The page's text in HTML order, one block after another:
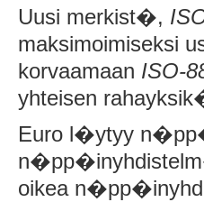
Uusi merkist�,
maksimoimiseksi
korvaamaan ISO-
yhteisen
Euro l�ytyy
oikea